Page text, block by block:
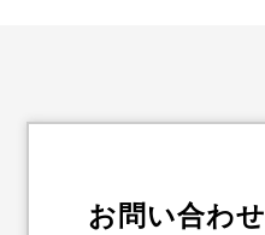
お問い合わせ